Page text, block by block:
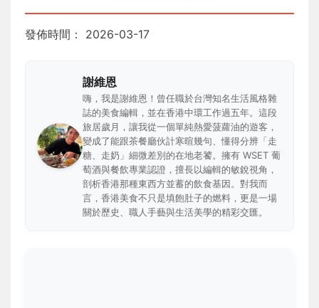
發佈時間： 2026-03-17
謝維恩
嗨，我是謝維恩！曾任職於台灣知名生活風格雜
誌的美食編輯，並在香港中環工作過五年。這段
旅居歲月，讓我從一個單純熱愛菠蘿油的遊客，
變成了能跟茶餐廳伙計寒暄幾句、懂得分辨「走
糖、走奶」細微差別的在地老饕。擁有 WSET 葡
萄酒與餐飲專業認證，擅長以編輯的敏銳視角，
剖析香港那種東西方並蓄的飲食基因。對我而
言，香港美食不只是填飽肚子的燃料，更是一場
關於歷史、職人手藝與生活美學的精彩交匯。